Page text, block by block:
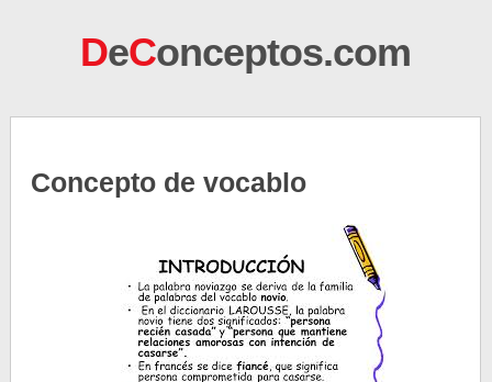
DeConceptos.com
Concepto de vocablo